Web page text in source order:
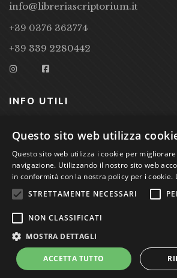
info@libreriascriptorium.it
+39 0376 363774
+39 339 2280442
INFO UTILI
CONDIZIONI DI VENDITA
PRIVACY POLICY
COOKIE POLICY
Studio Bibliografico Scriptorium
nr. 01744000207
Power byGRAFFITI WEB
Questo sito web utilizza
Questo sito web utilizza i cookie per
navigazione. Utilizzando il nostro sito web
in conformità con la nostra policy per i cookie.
STRETTAMENTE NECESSARI
NON CLASSIFICATI
MOSTRA DETTAGLI
ACCETTA TUTTO